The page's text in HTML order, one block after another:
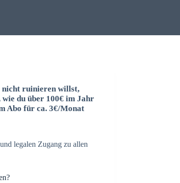
nicht ruinieren willst,
du über 100€ im Jahr
Abo für ca. 3€/Monat
legalen Zugang zu allen